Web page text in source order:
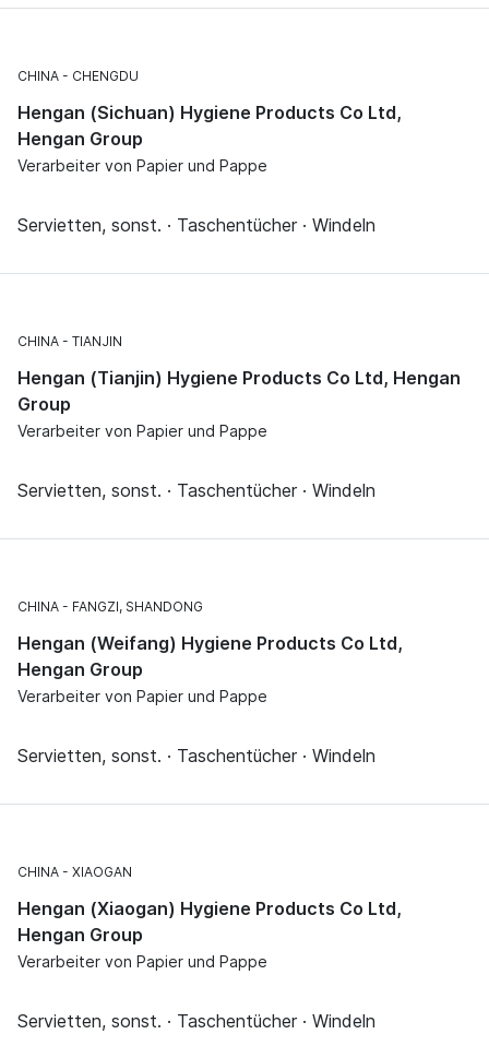
CHINA CHENGDU
Hengan (Sichuan) Hygiene Products Co Ltd,
Hengan Group
Verarbeiter von Papier und Pappe
Servietten, sonst. · Taschentücher · Windeln
CHINA TIANJIN
Hengan (Tianjin) Hygiene Products Co Ltd, Hengan
Group
Verarbeiter von Papier und Pappe
Servietten, sonst. · Taschentücher · Windeln
CHINA FANGZI, SHANDONG
Hengan (Weifang) Hygiene Products Co Ltd,
Hengan Group
Verarbeiter von Papier und Pappe
Servietten, sonst. · Taschentücher · Windeln
CHINA XIAOGAN
Hengan (Xiaogan) Hygiene Products Co Ltd,
Hengan Group
Verarbeiter von Papier und Pappe
Servietten, sonst. · Taschentücher · Windeln